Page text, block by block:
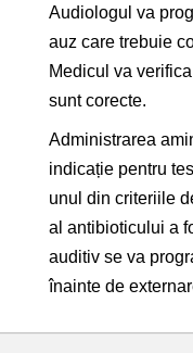
Audiologul va
auz care trebuie
Medicul va
sunt corecte.
Administrarea
indicație pentru
unul din criteriile
al antibioticului a
auditiv se va
înainte de